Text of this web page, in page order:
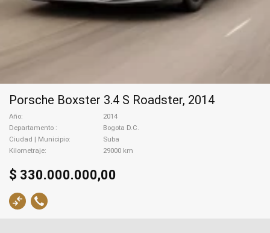
Porsche Boxster 3.4 S Roadster, 2014
Año
2014
Departamento
Bogota D.C.
Ciudad | Municipio
Suba
Kilometraje
29000 km
$ 330.000.000,00